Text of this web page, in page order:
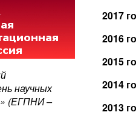
2017
2016
2015
2014
2013
научных
(ЕГПНИ –